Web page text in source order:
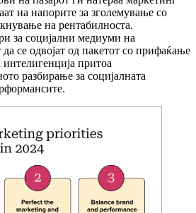
на напорите за зголемување со
на рентабилноста.
за социјални медиуми на
се одвојат од пакетот со прифаќање
интелигенција притоа
разбирање за социјалната